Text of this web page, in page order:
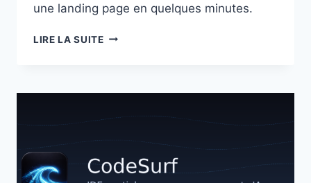
une landing page en quelques minutes.
LIRE LA SUITEOPENHERO
VIDÉO
PRÊTS